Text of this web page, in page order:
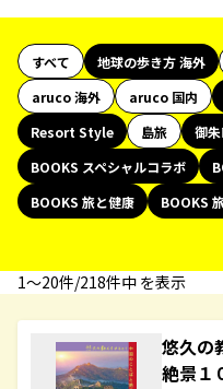
すべて 地球の歩き方 海外
aruco 海外
aruco 国内
Resort Style
島旅 御
BOOKS スペシャルコラボ
BOOKS 旅と健康
BOOKS
1〜20件/218件中 を表示
悠久の
絶景１